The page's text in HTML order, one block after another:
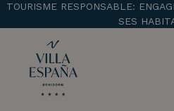
TOURISME RESPONSABLE:
SES
ENTRADA